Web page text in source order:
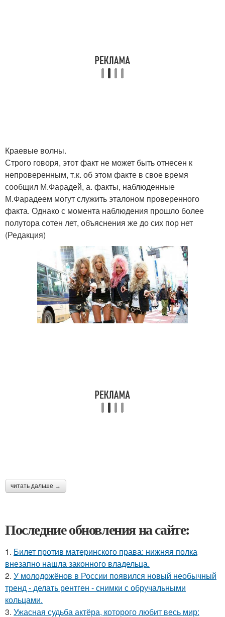
Краевые волны.
Строго говоря, этот факт не может быть отнесен к
непроверенным, т.к. об этом факте в свое время
сообщил М.Фарадей, а. факты, наблюденные
М.Фарадеем могут служить эталоном проверенного
факта. Однако с момента наблюдения прошло более
полутора сотен лет, объяснения же до сих пор нет
(Редакция)
читать дальше →
Последние обновления на сайте:
1. Билет против материнского права: нижняя полка
внезапно нашла законного владельца.
2. У молодожёнов в России появился новый необычный
тренд - делать рентген - снимки с обручальными
кольцами.
3. Ужасная судьба актёра, которого любит весь мир: